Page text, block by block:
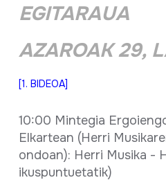
EGITARAUA
AZAROAK 29,
[1. BIDEOA]
10:00 Mintegia
Elkartean (Herri
ondoan): Herri Musika -
ikuspuntuetatik)